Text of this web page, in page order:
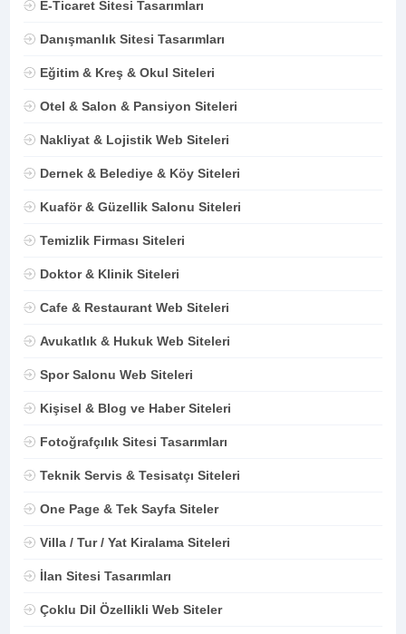
E-Ticaret Sitesi Tasarımları
Danışmanlık Sitesi Tasarımları
Eğitim & Kreş & Okul Siteleri
Otel & Salon & Pansiyon Siteleri
Nakliyat & Lojistik Web Siteleri
Dernek & Belediye & Köy Siteleri
Kuaför & Güzellik Salonu Siteleri
Temizlik Firması Siteleri
Doktor & Klinik Siteleri
Cafe & Restaurant Web Siteleri
Avukatlık & Hukuk Web Siteleri
Spor Salonu Web Siteleri
Kişisel & Blog ve Haber Siteleri
Fotoğrafçılık Sitesi Tasarımları
Teknik Servis & Tesisatçı Siteleri
One Page & Tek Sayfa Siteler
Villa / Tur / Yat Kiralama Siteleri
İlan Sitesi Tasarımları
Çoklu Dil Özellikli Web Siteler